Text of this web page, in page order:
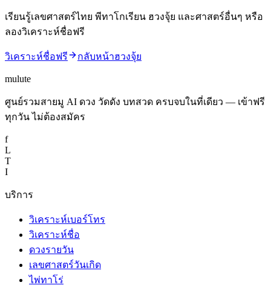
เรียนรู้เลขศาสตร์ไทย พีทาโกเรียน ฮวงจุ้ย และศาสตร์อื่นๆ หรือ
ลองวิเคราะห์ชื่อฟรี
วิเคราะห์ชื่อฟรี กลับหน้าฮวงจุ้ย
mulute
ศูนย์รวมสายมู AI ดวง วัดดัง บทสวด ครบจบในที่เดียว — เข้าฟรี
ทุกวัน ไม่ต้องสมัคร
f
L
T
I
บริการ
วิเคราะห์เบอร์โทร
วิเคราะห์ชื่อ
ดวงรายวัน
เลขศาสตร์วันเกิด
ไพ่ทาโร่